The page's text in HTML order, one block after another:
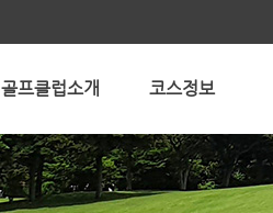
골프클럽소개 코스정보